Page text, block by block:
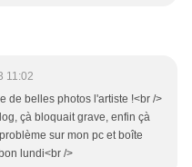
11:02
de belles photos l'artiste !<br />
çà bloquait grave, enfin çà
sur mon pc et boîte
lundi<br />